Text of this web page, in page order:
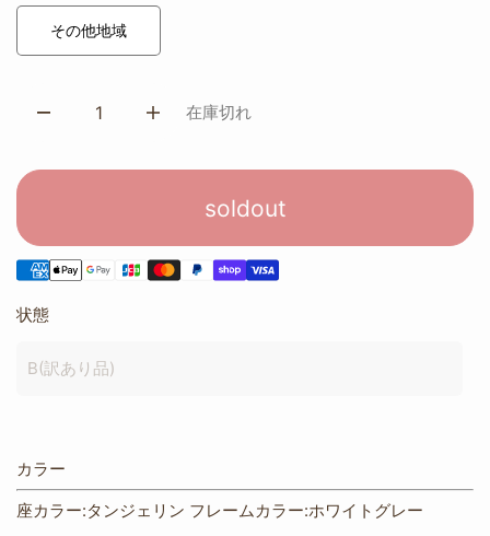
その他地域
在庫切れ
soldout
状態
B(訳あり品)
カラー
座カラー:タンジェリン フレームカラー:ホワイトグレー